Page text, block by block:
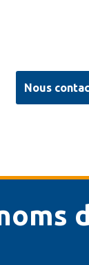
Nous